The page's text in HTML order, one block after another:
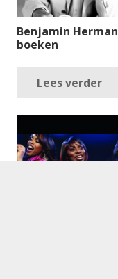
Benjamin Herman
boeken
Lees verder